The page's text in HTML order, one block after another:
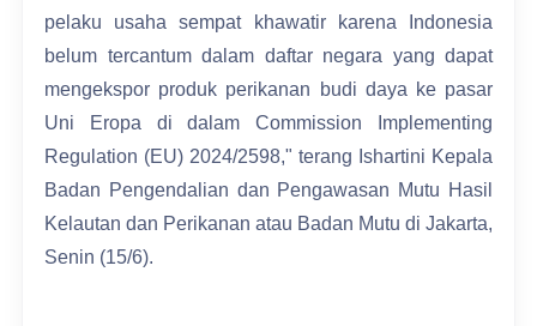
pelaku usaha sempat khawatir karena Indonesia
belum tercantum dalam daftar negara yang dapat
mengekspor produk perikanan budi daya ke pasar
Uni Eropa di dalam Commission Implementing
Regulation (EU) 2024/2598," terang Ishartini Kepala
Badan Pengendalian dan Pengawasan Mutu Hasil
Kelautan dan Perikanan atau Badan Mutu di Jakarta,
Senin (15/6).